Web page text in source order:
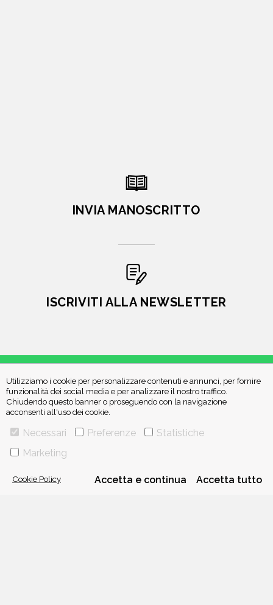
Utilizziamo i cookie per personalizzare contenuti e annunci, per fornire
funzionalità dei social media e per analizzare il nostro traffico.
Chiudendo questo banner o proseguendo con la navigazione
acconsenti all'uso dei cookie.
Necessari Preferenze
Statistiche
Marketing
Cookie Policy Accetta e continua Accetta tutto
INVIA MANOSCRITTO
ISCRIVITI ALLA NEWSLETTER
E-MAIL:INFO@PONTEALLEGRAZIE.IT